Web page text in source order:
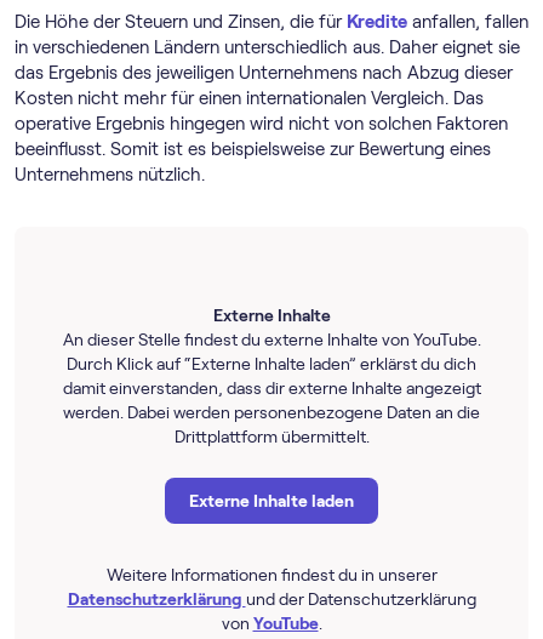
Die Höhe der Steuern und Zinsen, die für Kredite anfallen, fallen
in verschiedenen Ländern unterschiedlich aus. Daher eignet sie
das Ergebnis des jeweiligen Unternehmens nach Abzug dieser
Kosten nicht mehr für einen internationalen Vergleich. Das
operative Ergebnis hingegen wird nicht von solchen Faktoren
beeinflusst. Somit ist es beispielsweise zur Bewertung eines
Unternehmens nützlich.
Externe Inhalte
An dieser Stelle findest du externe Inhalte von YouTube.
Durch Klick auf “Externe Inhalte laden” erklärst du dich
damit einverstanden, dass dir externe Inhalte angezeigt
werden. Dabei werden personenbezogene Daten an die
Drittplattform übermittelt.
Externe Inhalte laden
Weitere Informationen findest du in unserer
Datenschutzerklärung und der Datenschutzerklärung
von YouTube.